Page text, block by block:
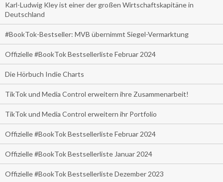
Karl-Ludwig Kley ist einer der großen Wirtschaftskapitäne in
Deutschland
#BookTok-Bestseller: MVB übernimmt Siegel-Vermarktung
Offizielle #BookTok Bestsellerliste Februar 2024
Die Hörbuch Indie Charts
TikTok und Media Control erweitern ihre Zusammenarbeit!
TikTok und Media Control erweitern ihr Portfolio
Offizielle #BookTok Bestsellerliste Februar 2024
Offizielle #BookTok Bestsellerliste Januar 2024
Offizielle #BookTok Bestsellerliste Dezember 2023